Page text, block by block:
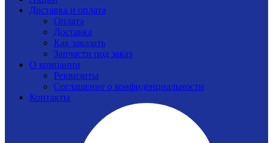
Доставка и оплата
Оплата
Доставка
Как заказать
Запчасти под заказ
О компании
Реквизиты
Соглашение о конфиденциальности
Контакты